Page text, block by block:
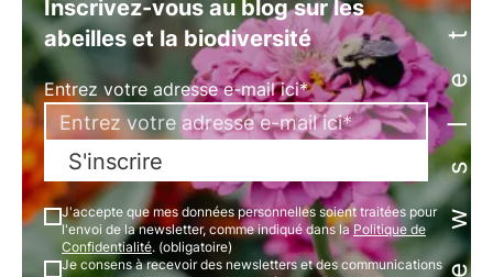
Inscrivez-vous au blog sur les
abeilles et la biodiversité
Entrez votre adresse e-mail ici*
S'inscrire
J'accepte que mes données personnelles soient traitées pour
l'envoi de la newsletter, comme indiqué dans laPolitique de
Confidentialité. (obligatoire)
Je consens à recevoir des newsletters et des communications